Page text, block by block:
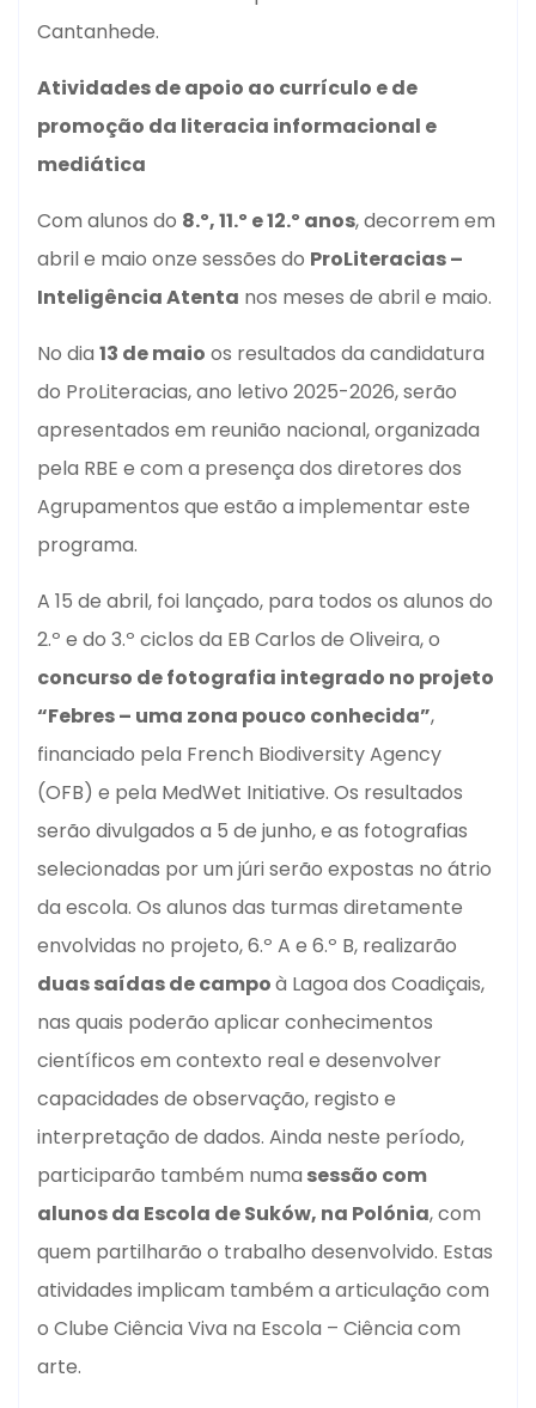
Cantanhede.
Atividades de apoio ao currículo e de
promoção da literacia informacional e
mediática
Com alunos do 8.º, 11.º e 12.º anos, decorrem em
abril e maio onze sessões do ProLiteracias –
Inteligência Atenta nos meses de abril e maio.
No dia 13 de maio os resultados da candidatura
do ProLiteracias, ano letivo 2025-2026, serão
apresentados em reunião nacional, organizada
pela RBE e com a presença dos diretores dos
Agrupamentos que estão a implementar este
programa.
A 15 de abril, foi lançado, para todos os alunos do
2.º e do 3.º ciclos da EB Carlos de Oliveira, o
concurso de fotografia integrado no projeto
“Febres – uma zona pouco conhecida”,
financiado pela French Biodiversity Agency
(OFB) e pela MedWet Initiative. Os resultados
serão divulgados a 5 de junho, e as fotografias
selecionadas por um júri serão expostas no átrio
da escola. Os alunos das turmas diretamente
envolvidas no projeto, 6.º A e 6.º B, realizarão
duas saídas de campoà Lagoa dos Coadiçais,
nas quais poderão aplicar conhecimentos
científicos em contexto real e desenvolver
capacidades de observação, registo e
interpretação de dados. Ainda neste período,
participarão também numa sessão com
alunos da Escola de Suków, na Polónia, com
quem partilharão o trabalho desenvolvido. Estas
atividades implicam também a articulação com
o Clube Ciência Viva na Escola – Ciência com
arte.